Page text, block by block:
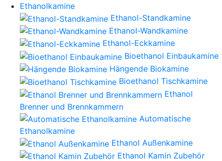
Ethanolkamine
Ethanol-Standkamine
Ethanol-Wandkamine
Ethanol-Eckkamine
Bioethanol Einbaukamine
Hängende Biokamine
Bioethanol Tischkamine
Ethanol
Brenner und Brennkammern
Automatische
Ethanolkamine
Ethanol Außenkamine
Ethanol Kamin Zubehör